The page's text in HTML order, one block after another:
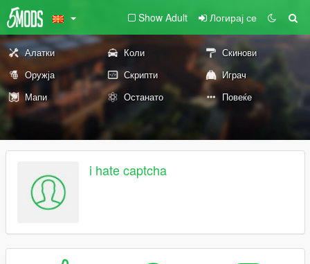
Show Adult Логирај се
Алатки Коли
Скинови
Оружја
Скрипти
Играч
Мапи
Останато Повеќе
i hate captcha